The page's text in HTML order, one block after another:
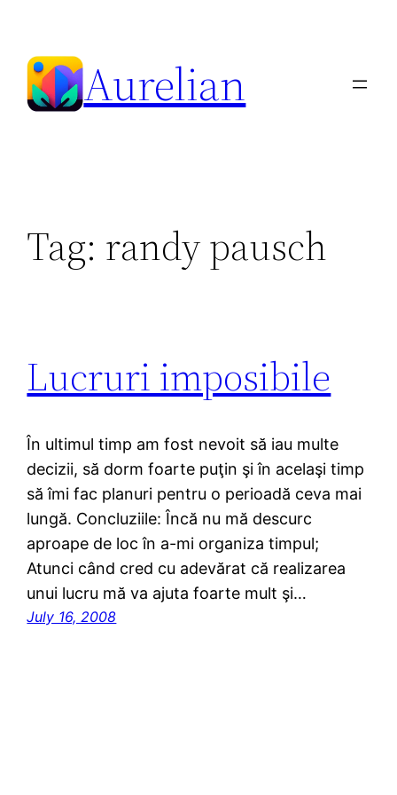
content
Aurelian
Tag: randy pausch
Lucruri imposibile
În ultimul timp am fost nevoit să iau multe
decizii, să dorm foarte puţin şi în acelaşi timp
să îmi fac planuri pentru o perioadă ceva mai
lungă. Concluziile: Încă nu mă descurc
aproape de loc în a-mi organiza timpul;
Atunci când cred cu adevărat că realizarea
unui lucru mă va ajuta foarte mult şi…
July 16, 2008